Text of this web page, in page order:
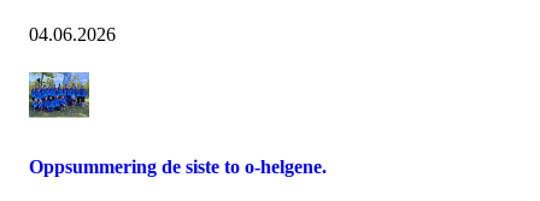
04.06.2026
Oppsummering de siste to o-helgene.